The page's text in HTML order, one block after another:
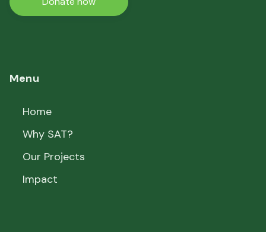
Menu
Home
Why SAT?
Our Projects
Impact